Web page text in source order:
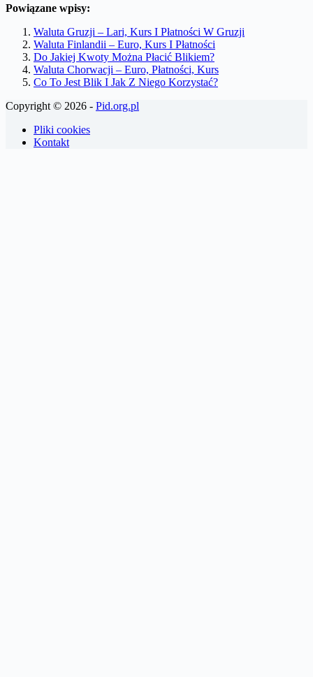
Powiązane wpisy:
Waluta Gruzji – Lari, Kurs I Płatności W Gruzji
Waluta Finlandii – Euro, Kurs I Płatności
Do Jakiej Kwoty Można Płacić Blikiem?
Waluta Chorwacji – Euro, Płatności, Kurs
Co To Jest Blik I Jak Z Niego Korzystać?
Copyright © 2026 - Pid.org.pl
Pliki cookies
Kontakt